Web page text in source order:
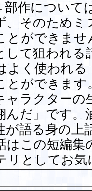
作について
、そのため
とができま
して狙われる
よく使われ
とができます
ラクターの
んだ」です
が語る身の上
はこの短編集
リとしてお